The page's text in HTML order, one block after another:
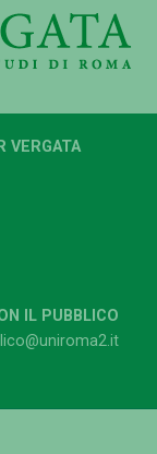
VERGATA
IL PUBBLICO